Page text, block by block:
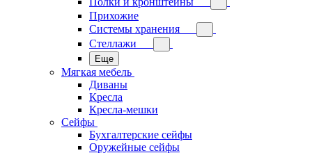
Прихожие
Системы хранения
Стеллажи
Еще
Мягкая мебель
Диваны
Кресла
Кресла-мешки
Сейфы
Бухгалтерские сейфы
Оружейные сейфы